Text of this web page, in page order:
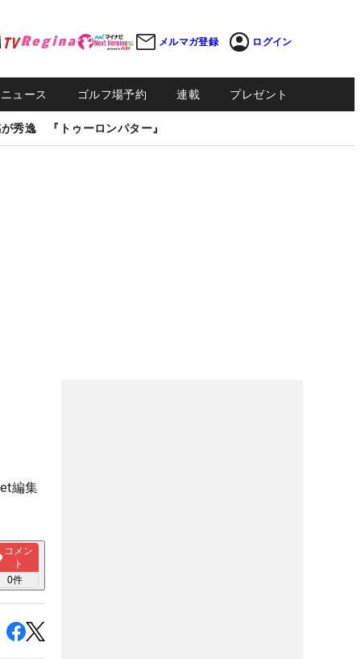
メルマガ登録 ログイン
ュース ゴルフ場予約 連載 プレゼント
秀逸 『トゥーロンパター』
編集
コメン
ト
0件